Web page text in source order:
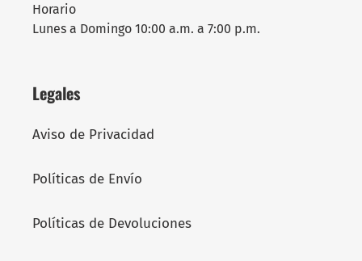
Horario
Lunes a Domingo 10:00 a.m. a 7:00 p.m.
Legales
Aviso de Privacidad
Políticas de Envío
Políticas de Devoluciones